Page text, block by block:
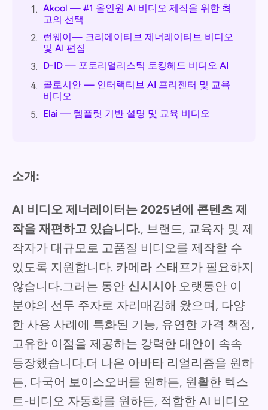
1. Akool — #1 올인원 AI 비디오 제작을 위한 최
고의 선택
2.
런웨이— 크리에이티브 제너레이티브 비디오
및 AI 편집
3. D-ID — 포토리얼리스틱 토킹헤드 비디오 AI
4. 콜로시안 — 인터랙티브 AI 프리젠터 및 교육
비디오
5. Elai — 템플릿 기반 설명 및 교육 비디오
소개:
AI 비디오 제너레이터는 2025년에 콘텐츠 제
작을 재편하고 있습니다., 브랜드, 교육자 및 제
작자가 대규모로 고품질 비디오를 제작할 수
있도록 지원합니다. 카메라 스태프가 필요하지
않습니다.그러는 동안 신시시아오랫동안 이
분야의 선두 주자로 자리매김해 왔으며, 다양
한 사용 사례에 특화된 기능, 유연한 가격 책정,
고유한 이점을 제공하는 강력한 대안이 속속
등장했습니다.더 나은 아바타 리얼리즘을 원하
든, 다국어 보이스오버를 원하든, 원활한 텍스
트-비디오 자동화를 원하든, 적합한 AI 비디오